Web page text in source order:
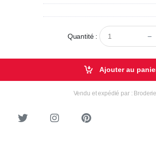
Quantité :
Ajouter au
Vendu et expédié par :